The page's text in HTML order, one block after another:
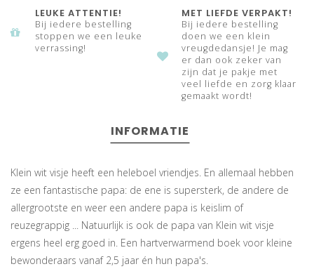
LEUKE ATTENTIE!
Bij iedere bestelling
stoppen we een leuke
verrassing!
MET LIEFDE VERPAKT!
Bij iedere bestelling
doen we een klein
vreugdedansje! Je mag
er dan ook zeker van
zijn dat je pakje met
veel liefde en zorg klaar
gemaakt wordt!
INFORMATIE
Klein wit visje heeft een heleboel vriendjes. En allemaal hebben
ze een fantastische papa: de ene is supersterk, de andere de
allergrootste en weer een andere papa is keislim of
reuzegrappig ... Natuurlijk is ook de papa van Klein wit visje
ergens heel erg goed in. Een hartverwarmend boek voor kleine
bewonderaars vanaf 2,5 jaar én hun papa's.